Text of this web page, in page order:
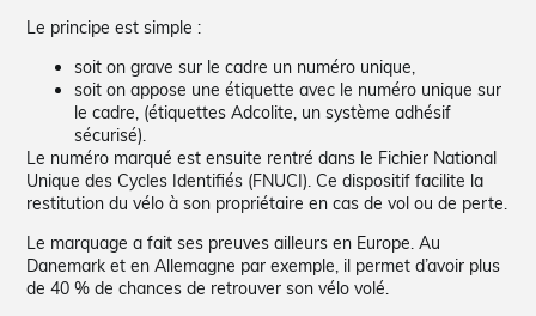
Le principe est simple :
soit on grave sur le cadre un numéro unique,
soit on appose une étiquette avec le numéro unique sur
le cadre, (étiquettes Adcolite, un système adhésif
sécurisé).
Le numéro marqué est ensuite rentré dans le Fichier National
Unique des Cycles Identifiés (FNUCI). Ce dispositif facilite la
restitution du vélo à son propriétaire en cas de vol ou de perte.
Le marquage a fait ses preuves ailleurs en Europe. Au
Danemark et en Allemagne par exemple, il permet d’avoir plus
de 40 % de chances de retrouver son vélo volé.